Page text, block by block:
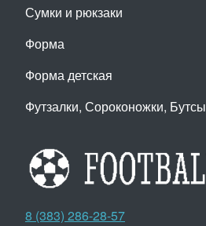
Сумки и рюкзаки
Форма
Форма детская
Футзалки, Сороконожки, Бутсы
8 (383) 286-28-57